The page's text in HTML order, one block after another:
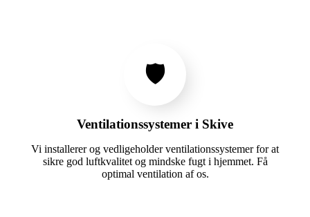
🛡️
Ventilationssystemer i Skive
Vi installerer og vedligeholder ventilationssystemer for at
sikre god luftkvalitet og mindske fugt i hjemmet. Få
optimal ventilation af os.